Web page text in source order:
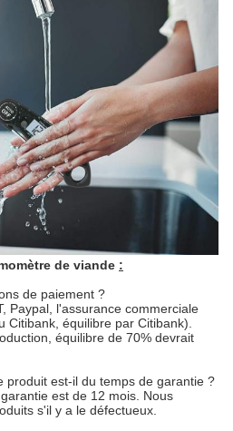
de viande :
de paiement ?
Paypal, l'assurance commerciale
Citibank, équilibre par Citibank).
équilibre de 70% devrait
produit est-il du temps de garantie ?
est de 12 mois. Nous
s'il y a le défectueux.